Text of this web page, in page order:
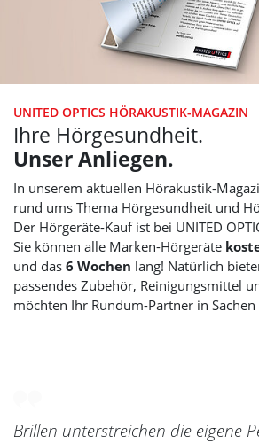
UNITED OPTICS HÖRAKUSTIK-MAGAZIN
Ihre Hörgesundheit.
Unser Anliegen.
In unserem aktuellen Hörakustik-
rund ums Thema Hörgesundheit und
Der Hörgeräte-Kauf ist bei UNITED
Sie können alle Marken-Hörgeräte
und das 6 Wochen lang! Natürlich
passendes Zubehör, Reinigungsmittel
möchten Ihr Rundum-Partner in
Brillen unterstreichen die eigene